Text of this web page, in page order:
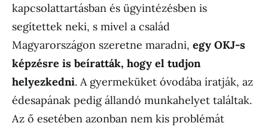
kapcsolattartásban és ügyintézésben is
segítettek neki, s mivel a család
Magyarországon szeretne maradni, egy OKJ-s
képzésre is beíratták, hogy el tudjon
helyezkedni. A gyermeküket óvodába íratják, az
édesapának pedig állandó munkahelyet találtak.
Az ő esetében azonban nem kis problémát